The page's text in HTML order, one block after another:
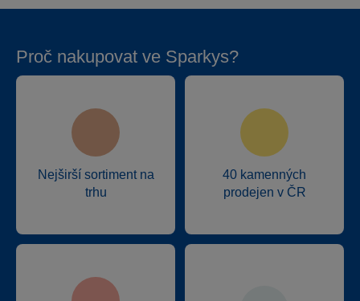
Proč nakupovat ve Sparkys?
Nejširší sortiment na
trhu
40 kamenných
prodejen v ČR